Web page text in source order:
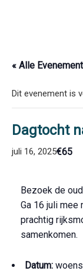
« Alle
Dit evenement is
Dagtocht
juli 16, 2025€65
Bezoek de
Ga 16 juli mee
prachtig
samenkomen.
Datum: